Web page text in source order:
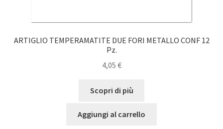
ARTIGLIO TEMPERAMATITE DUE FORI METALLO CONF 12
Pz.
4,05 €
Scopri di più
Aggiungi al carrello